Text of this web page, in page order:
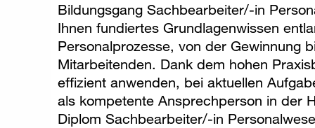
Bildungsgang Sachbearbeiter/-in
Ihnen fundiertes Grundlagenwissen
Personalprozesse, von der Gewinnung
Mitarbeitenden. Dank dem hohen
effizient anwenden, bei aktuellen
als kompetente Ansprechperson in der
Diplom Sachbearbeiter/-in